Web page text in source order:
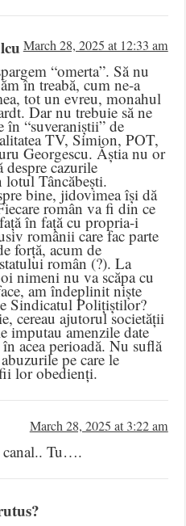
March 28, 2025 at 12:33 am
“omerta”. Să nu
în treabă, cum ne-a
tot un evreu, monahul
Dar nu trebuie să ne
în “suveraniștii” de
TV, Simion, POT,
Georgescu. Ăștia nu or
despre cazurile
lotul Tâncăbești.
bine, jidovimea își dă
român va fi din ce
în față cu propria-i
românii care fac parte
forță, acum de
român (?). La
nimeni nu va scăpa cu
am îndeplinit niște
Sindicatul Polițiștilor?
cereau ajutorul societății
imputau amenzile date
acea perioadă. Nu suflă
pe care le
lor obedienți.
March 28, 2025 at 3:22 am
Tu….